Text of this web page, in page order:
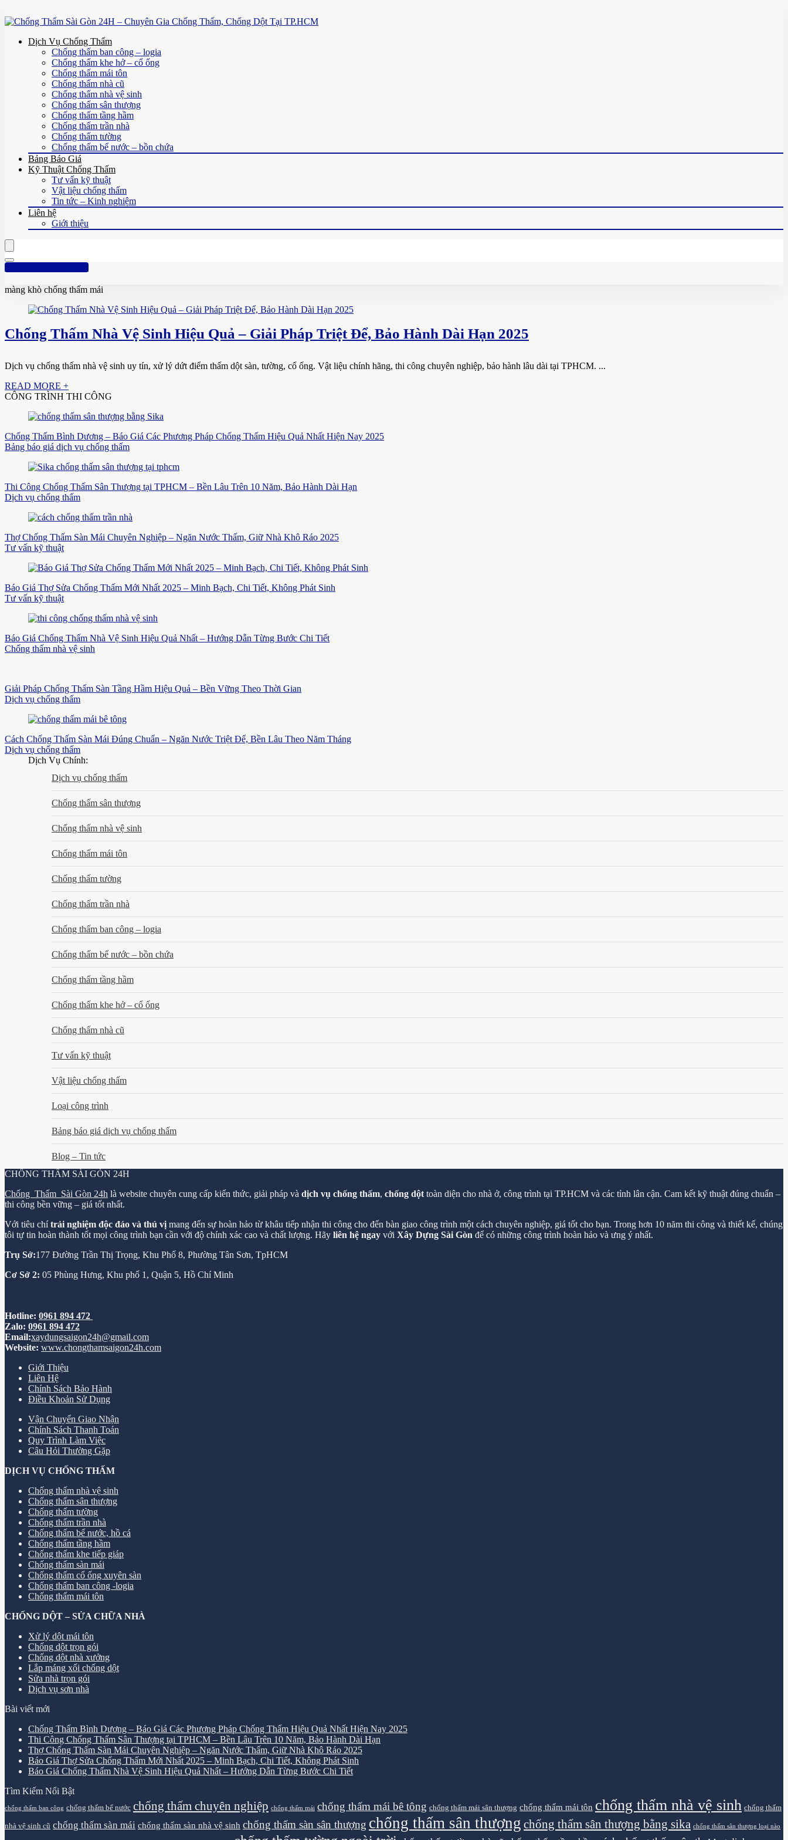
Dịch Vụ Chống Thấm
Chống thấm ban công – logia
Chống thấm khe hở – cổ ống
Chống thấm mái tôn
Chống thấm nhà cũ
Chống thấm nhà vệ sinh
Chống thấm sân thượng
Chống thấm tầng hầm
Chống thấm trần nhà
Chống thấm tường
Chống thấm bể nước – bồn chứa
Bảng Báo Giá
Kỹ Thuật Chống Thấm
Tư vấn kỹ thuật
Vật liệu chống thấm
Tin tức – Kinh nghiệm
Liên hệ
Giới thiệu
Hotline: 0961 894 472
màng khò chống thấm mái
Chống Thấm Nhà Vệ Sinh Hiệu Quả – Giải Pháp Triệt Để, Bảo Hành Dài Hạn 2025
Dịch vụ chống thấm nhà vệ sinh uy tín, xử lý dứt điểm thấm dột sàn, tường, cổ ống. Vật liệu chính hãng, thi công chuyên nghiệp, bảo hành lâu dài tại TPHCM. ...
READ MORE +
CÔNG TRÌNH THI CÔNG
Chống Thấm Bình Dương – Báo Giá Các Phương Pháp Chống Thấm Hiệu Quả Nhất Hiện Nay 2025
Bảng báo giá dịch vụ chống thấm
Thi Công Chống Thấm Sân Thượng tại TPHCM – Bền Lâu Trên 10 Năm, Bảo Hành Dài Hạn
Dịch vụ chống thấm
Thợ Chống Thấm Sàn Mái Chuyên Nghiệp – Ngăn Nước Thấm, Giữ Nhà Khô Ráo 2025
Tư vấn kỹ thuật
Báo Giá Thợ Sửa Chống Thấm Mới Nhất 2025 – Minh Bạch, Chi Tiết, Không Phát Sinh
Tư vấn kỹ thuật
Báo Giá Chống Thấm Nhà Vệ Sinh Hiệu Quả Nhất – Hướng Dẫn Từng Bước Chi Tiết
Chống thấm nhà vệ sinh
Giải Pháp Chống Thấm Sàn Tầng Hầm Hiệu Quả – Bền Vững Theo Thời Gian
Dịch vụ chống thấm
Cách Chống Thấm Sàn Mái Đúng Chuẩn – Ngăn Nước Triệt Để, Bền Lâu Theo Năm Tháng
Dịch vụ chống thấm
Dịch Vụ Chính:
Dịch vụ chống thấm
Chống thấm sân thượng
Chống thấm nhà vệ sinh
Chống thấm mái tôn
Chống thấm tường
Chống thấm trần nhà
Chống thấm ban công – logia
Chống thấm bể nước – bồn chứa
Chống thấm tầng hầm
Chống thấm khe hở – cổ ống
Chống thấm nhà cũ
Tư vấn kỹ thuật
Vật liệu chống thấm
Loại công trình
Bảng báo giá dịch vụ chống thấm
Blog – Tin tức
CHỐNG THẤM SÀI GÒN 24H
Chống Thấm Sài Gòn 24h là website chuyên cung cấp kiến thức, giải pháp và dịch vụ chống thấm, chống dột toàn diện cho nhà ở, công trình tại TP.HCM và các tỉnh lân cận. Cam kết kỹ thuật đúng chuẩn –
thi công bền vững – giá tốt nhất.
Với tiêu chítrải nghiệm độc đáo và thú vị mang đến sự hoàn hảo từ khâu tiếp nhận thi công cho đến bàn giao công trình một cách chuyên nghiệp, giá tốt cho bạn. Trong hơn 10 năm thi công và thiết kế, chúng
tôi tự tin hoàn thành tốt mọi công trình bạn cần với độ chính xác cao và chất lượng. Hãy liên hệ ngay với Xây Dựng Sài Gòn để có những công trình hoàn hảo và ưng ý nhất.
Trụ Sở:177 Đường Trần Thị Trọng, Khu Phố 8, Phường Tân Sơn, TpHCM
Cơ Sở 2: 05 Phùng Hưng, Khu phố 1, Quận 5, Hồ Chí Minh
Hotline: 0961 894 472
Zalo: 0961 894 472
Email:xaydungsaigon24h@gmail.com
Website: www.chongthamsaigon24h.com
Giới Thiệu
Liên Hệ
Chính Sách Bảo Hành
Điều Khoản Sử Dụng
Vận Chuyển Giao Nhận
Chính Sách Thanh Toán
Quy Trình Làm Việc
Câu Hỏi Thường Gặp
DỊCH VỤ CHỐNG THẤM
Chống thấm nhà vệ sinh
Chống thấm sân thượng
Chống thấm tường
Chống thấm trần nhà
Chống thấm bể nước, hồ cá
Chống thấm tầng hầm
Chống thấm khe tiếp giáp
Chống thấm sàn mái
Chống thấm cổ ống xuyên sàn
Chống thấm ban công -logia
Chống thấm mái tôn
CHỐNG DỘT – SỬA CHỮA NHÀ
Xử lý dột mái tôn
Chống dột trọn gói
Chống dột nhà xưởng
Lắp máng xối chống dột
Sửa nhà trọn gói
Dịch vụ sơn nhà
Bài viết mới
Chống Thấm Bình Dương – Báo Giá Các Phương Pháp Chống Thấm Hiệu Quả Nhất Hiện Nay 2025
Thi Công Chống Thấm Sân Thượng tại TPHCM – Bền Lâu Trên 10 Năm, Bảo Hành Dài Hạn
Thợ Chống Thấm Sàn Mái Chuyên Nghiệp – Ngăn Nước Thấm, Giữ Nhà Khô Ráo 2025
Báo Giá Thợ Sửa Chống Thấm Mới Nhất 2025 – Minh Bạch, Chi Tiết, Không Phát Sinh
Báo Giá Chống Thấm Nhà Vệ Sinh Hiệu Quả Nhất – Hướng Dẫn Từng Bước Chi Tiết
Tìm Kiếm Nổi Bật
chống thấm ban công chống thấm bể nước chống thấm chuyên nghiệp chống thấm mái chống thấm mái bê tông chống thấm mái sân thượng chống thấm mái tôn chống thấm nhà vệ sinh chống thấm
nhà vệ sinh cũ chống thấm sàn mái chống thấm sàn nhà vệ sinh chống thấm sàn sân thượng chống thấm sân thượng chống thấm sân thượng bằng sika chống thấm sân thượng loại nào